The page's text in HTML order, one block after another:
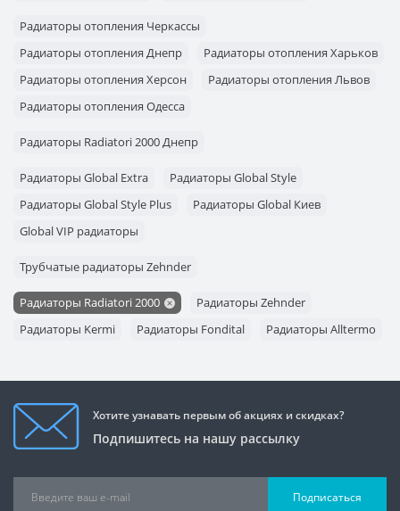
Радиаторы отопления Черкассы
Радиаторы отопления Днепр
Радиаторы отопления Харьков
Радиаторы отопления Херсон
Радиаторы отопления Львов
Радиаторы отопления Одесса
Радиаторы Radiatori 2000 Днепр
Радиаторы Global Extra
Радиаторы Global Style
Радиаторы Global Style Plus
Радиаторы Global Киев
Global VIP радиаторы
Трубчатые радиаторы Zehnder
Радиаторы Radiatori 2000
Радиаторы Zehnder
Радиаторы Kermi
Радиаторы Fondital Радиаторы Alltermo
Хотите узнавать первым об акциях и скидках?
Подпишитесь на нашу рассылку
Подписаться